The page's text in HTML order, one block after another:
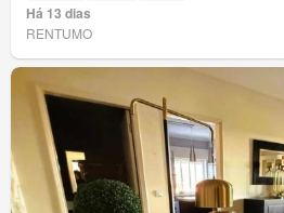
Há 13 dias
RENTUMO